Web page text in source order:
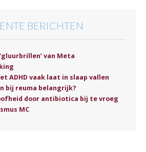
BERICHTEN
van Meta
ADHD vaak laat in slaap vallen
bij reuma belangrijk?
door antibiotica bij te vroeg
MC